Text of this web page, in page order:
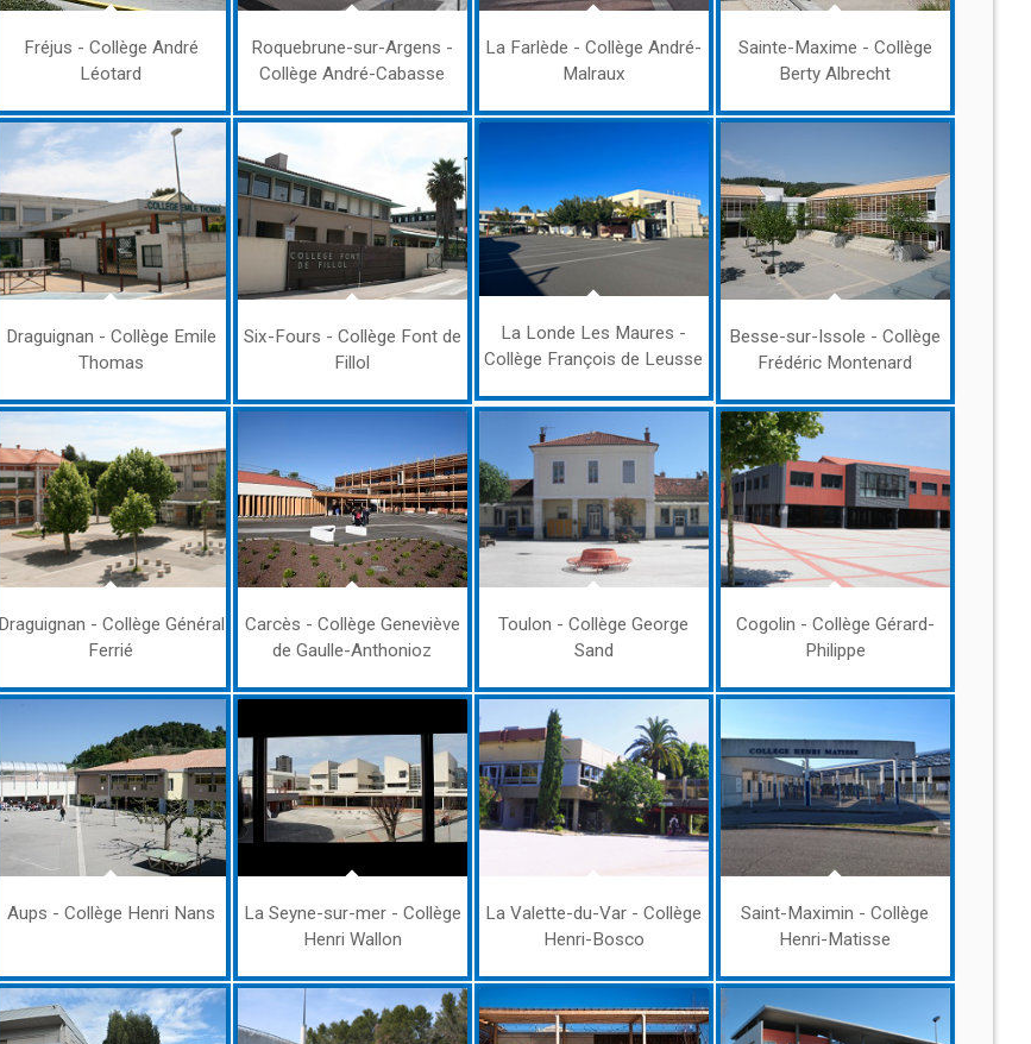
Fréjus - Collège André
Léotard
Roquebrune-sur-Argens -
Collège André-Cabasse
La Farlède - Collège André-
Malraux
Sainte-Maxime - Collège
Berty Albrecht
Draguignan - Collège Emile
Thomas
Six-Fours - Collège Font de
Fillol
La Londe Les Maures -
Collège François de Leusse
Besse-sur-Issole - Collège
Frédéric Montenard
Draguignan - Collège Général
Ferrié
Carcès - Collège Geneviève
de Gaulle-Anthonioz
Toulon - Collège George
Sand
Cogolin - Collège Gérard-
Philippe
Aups - Collège Henri Nans
La Seyne-sur-mer - Collège
Henri Wallon
La Valette-du-Var - Collège
Henri-Bosco
Saint-Maximin - Collège
Henri-Matisse